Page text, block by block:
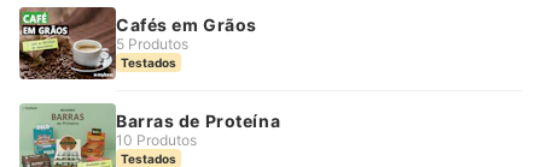
Cafés em Grãos
5 Produtos
Testados
Barras de Proteína
10 Produtos
Testados